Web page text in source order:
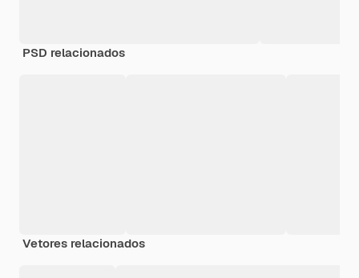
PSD relacionados
Vetores relacionados